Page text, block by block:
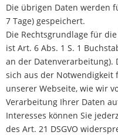
Die übrigen Daten werden
7 Tage) gespeichert.
Die Rechtsgrundlage für
ist Art. 6 Abs. 1 S. 1
an der Datenverarbeitung).
sich aus der
unserer Webseite, wie wir
Verarbeitung Ihrer Daten
Interesses können Sie
des Art. 21 DSGVO